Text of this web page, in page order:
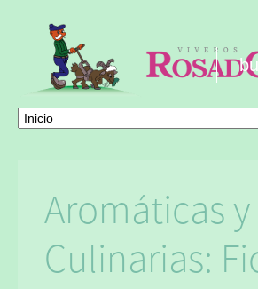
Aromáticas y
Culinarias: